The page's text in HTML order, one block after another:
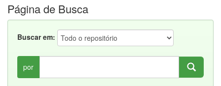
Página de Busca
Buscar em:
por